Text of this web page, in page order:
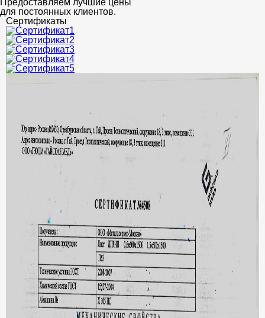
Предоставляем лучшие цены
для постоянных клиентов.
Сертификаты